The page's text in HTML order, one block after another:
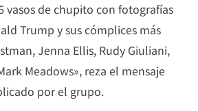
vasos de chupito con fotografías
Trump y sus cómplices más
Jenna Ellis, Rudy Giuliani,
Meadows», reza el mensaje
por el grupo.